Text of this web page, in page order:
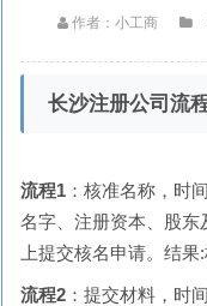
作者：小工商
长沙注册公司流
流程1 ：核准名称，时
名字、注册资本、股东
上提交核名申请。结
流程2 ：提交材料，时